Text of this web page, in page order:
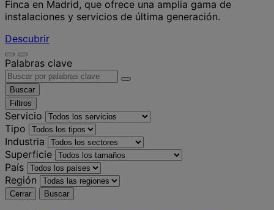
Finca en Madrid, que ofrece una amplia gama de
instalaciones y servicios de última generación.
Descubrir
Palabras clave
Buscar
Filtros
Servicio
Tipo
Industria
Superficie
País
Región
Cerrar Buscar